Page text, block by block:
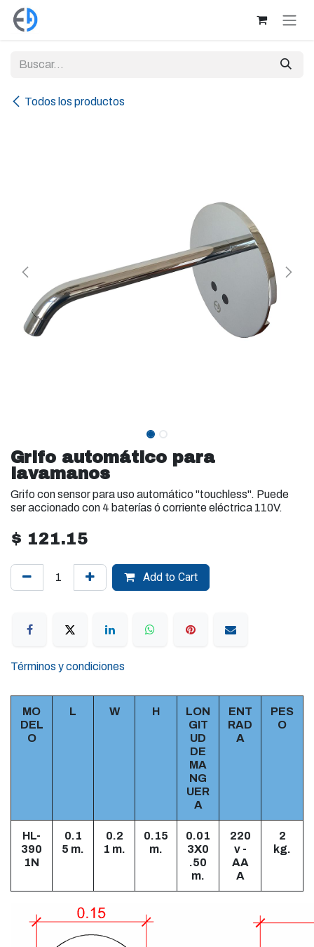
Ir al contenido
Todos los productos
Grifo automático para
lavamanos
Grifo con sensor para uso automático "touchless". Puede
ser accionado con 4 baterías ó corriente eléctrica 110V.
$ 121.15
Add to Cart
Términos y condiciones
MO
DEL
O
L W H
LON
GIT
UD
DE
MA
NG
UER
A
ENT
RAD
A
PES
O
HL-
390
1N
0.1
5 m.
0.2
1 m.
0.15
m.
0.01
3X0
.50
m.
220
v -
AA
A
2
kg.